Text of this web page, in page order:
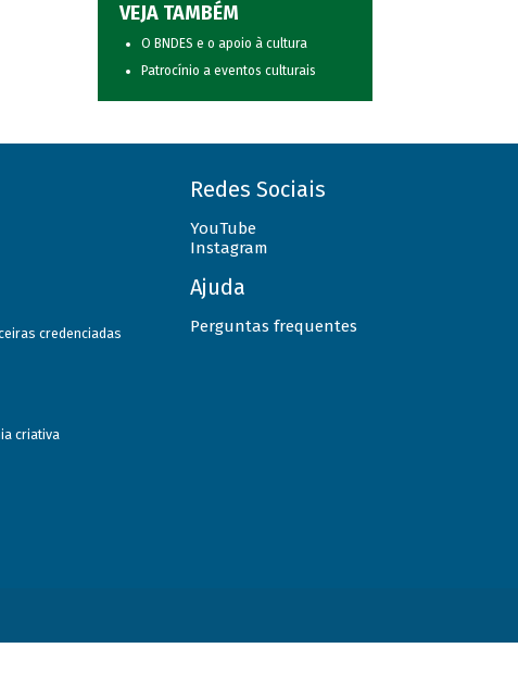
VEJA TAMBÉM
O BNDES e o apoio à cultura
Patrocínio a eventos culturais
credenciadas
criativa
Redes Sociais
YouTube
Instagram
Ajuda
Perguntas frequentes